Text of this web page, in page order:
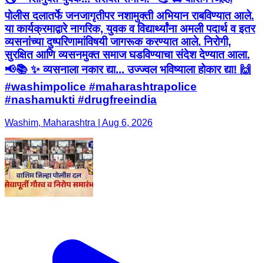
पोलीस दलातर्फे जनजागृतीपर नशामुक्ती अभियान राबविण्यात आले.
या कार्यक्रमाद्वारे नागरिक, युवक व विद्यार्थ्यांना अमली पदार्थ व इतर
व्यसनांच्या दुष्परिणामांविषयी जागरूक करण्यात आले. निरोगी,
सुरक्षित आणि व्यसनमुक्त समाज घडविण्याचा संदेश देण्यात आला.
📢📚 ✨ व्यसनाला नकार द्या... उज्ज्वल भविष्याला होकार द्या! 🙌
#washimpolice #maharashtrapolice
#nashamukti #drugfreeindia
Washim, Maharashtra | Aug 6, 2026